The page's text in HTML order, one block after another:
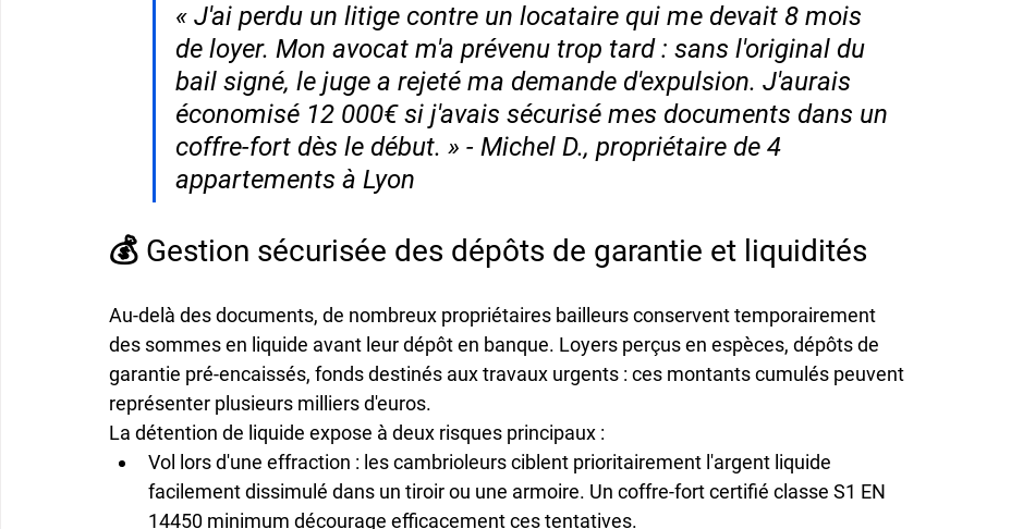
« J'ai perdu un litige contre un locataire qui me devait 8 mois
de loyer. Mon avocat m'a prévenu trop tard : sans l'original du
bail signé, le juge a rejeté ma demande d'expulsion. J'aurais
économisé 12 000€ si j'avais sécurisé mes documents dans un
coffre-fort dès le début. » - Michel D., propriétaire de 4
appartements à Lyon
💰 Gestion sécurisée des dépôts de garantie et liquidités
Au-delà des documents, de nombreux propriétaires bailleurs conservent temporairement
des sommes en liquide avant leur dépôt en banque. Loyers perçus en espèces, dépôts de
garantie pré-encaissés, fonds destinés aux travaux urgents : ces montants cumulés peuvent
représenter plusieurs milliers d'euros.
La détention de liquide expose à deux risques principaux :
Vol lors d'une effraction : les cambrioleurs ciblent prioritairement l'argent liquide
facilement dissimulé dans un tiroir ou une armoire. Un coffre-fort certifié classe S1 EN
14450 minimum décourage efficacement ces tentatives.